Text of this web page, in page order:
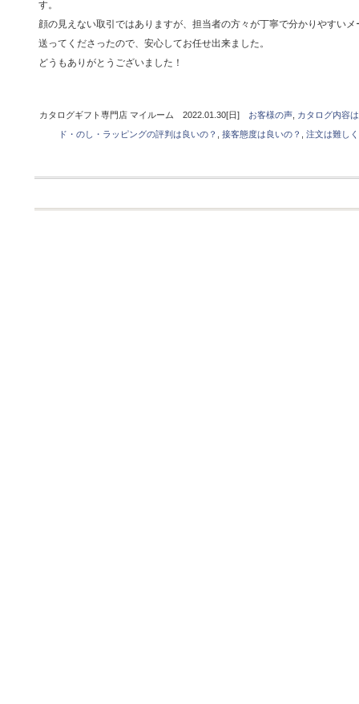
す。
顔の見えない取引ではありますが、担当者の方々が丁寧で分かりやすい
送ってくださったので、安心してお任せ出来ました。
どうもありがとうございました！
カタログギフト専門店 マイルーム 2022.01.30[日] お客様の声, カタログ内容
ド・のし・ラッピングの評判は良いの？
接客態度は良いの？ 注文は難し